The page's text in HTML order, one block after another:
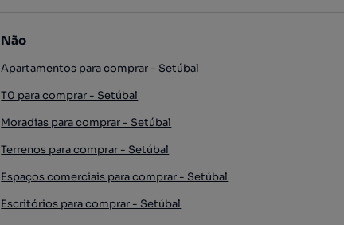
Não
Apartamentos para comprar - Setúbal
T0 para comprar - Setúbal
Moradias para comprar - Setúbal
Terrenos para comprar - Setúbal
Espaços comerciais para comprar - Setúbal
Escritórios para comprar - Setúbal